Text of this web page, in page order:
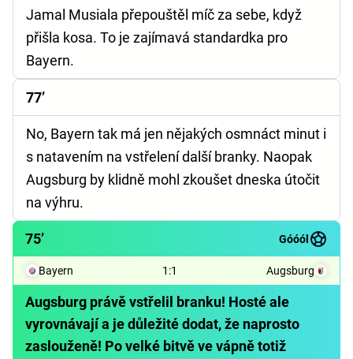
Jamal Musiala přepouštěl míč za sebe, když
přišla kosa. To je zajímavá standardka pro
Bayern.
77’
No, Bayern tak má jen nějakých osmnáct minut i
s natavením na vstřelení další branky. Naopak
Augsburg by klidně mohl zkoušet dneska útočit
na výhru.
75’ Góóól
Bayern 1 :1 Augsburg
Augsburg právě vstřelil branku! Hosté ale
vyrovnávají a je důležité dodat, že naprosto
zaslouženě! Po velké bitvě ve vápně totiž